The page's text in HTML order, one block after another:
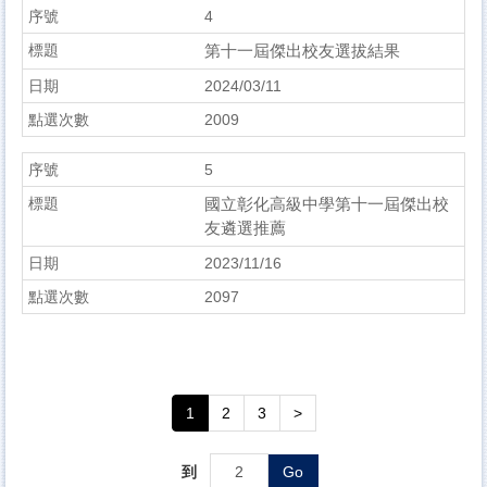
4
第十一屆傑出校友選拔結果
2024/03/11
2009
5
國立彰化高級中學第十一屆傑出校
友遴選推薦
2023/11/16
2097
1 2 3 >
到 Go